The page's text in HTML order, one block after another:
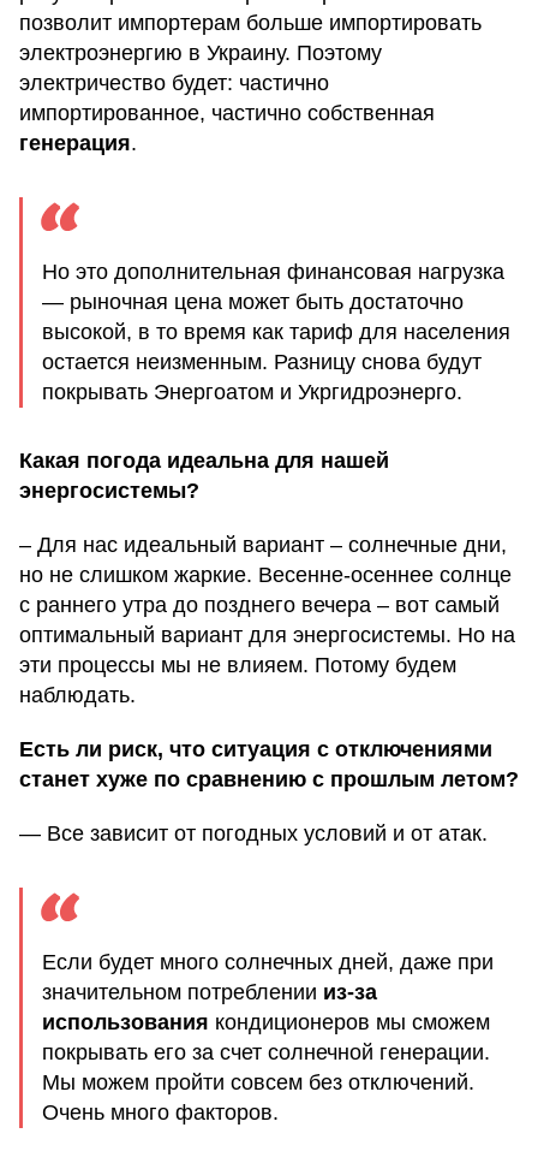
позволит импортерам больше импортировать
электроэнергию в Украину. Поэтому
электричество будет: частично
импортированное, частично собственная
генерация.
Но это дополнительная финансовая нагрузка
— рыночная цена может быть достаточно
высокой, в то время как тариф для населения
остается неизменным. Разницу снова будут
покрывать Энергоатом и Укргидроэнерго.
Какая погода идеальна для нашей
энергосистемы?
– Для нас идеальный вариант – солнечные дни,
но не слишком жаркие. Весенне-осеннее солнце
с раннего утра до позднего вечера – вот самый
оптимальный вариант для энергосистемы. Но на
эти процессы мы не влияем. Потому будем
наблюдать.
Есть ли риск, что ситуация с отключениями
станет хуже по сравнению с прошлым летом?
— Все зависит от погодных условий и от атак.
Если будет много солнечных дней, даже при
значительном потреблении из-за
использования кондиционеров мы сможем
покрывать его за счет солнечной генерации.
Мы можем пройти совсем без отключений.
Очень много факторов.